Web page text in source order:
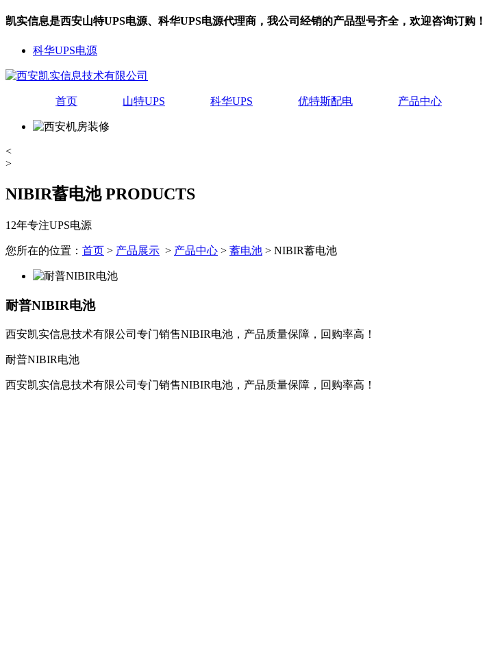
凯实信息是西安山特UPS电源、科华UPS电源代理商，我公司经销的产品型号齐全，欢迎咨询订购！
科华UPS电源
首页 山特UPS 科华UPS 优特斯配电 产品中心
<
>
NIBIR蓄电池PRODUCTS
12年专注UPS电源
您所在的位置： 首页 > 产品展示 > 产品中心 > 蓄电池 > NIBIR蓄电池
耐普NIBIR电池
西安凯实信息技术有限公司专门销售NIBIR电池，产品质量保障，回购率高！
耐普NIBIR电池
西安凯实信息技术有限公司专门销售NIBIR电池，产品质量保障，回购率高！